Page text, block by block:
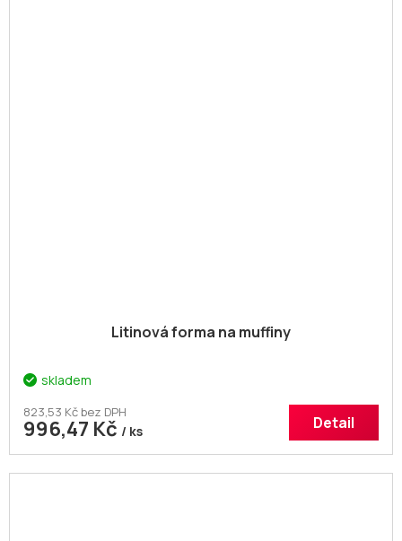
Litinová forma na muffiny
skladem
823,53 Kč bez DPH
996,47 Kč / ks Detail